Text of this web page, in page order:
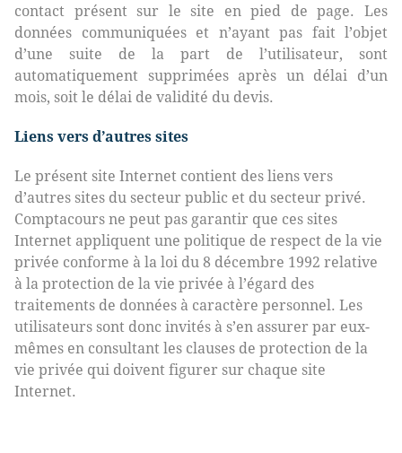
contact présent sur le site en pied de page. Les
données communiquées et n’ayant pas fait l’objet
d’une suite de la part de l’utilisateur, sont
automatiquement supprimées après un délai d’un
mois, soit le délai de validité du devis.
Liens vers d’autres sites
Le présent site Internet contient des liens vers
d’autres sites du secteur public et du secteur privé.
Comptacours ne peut pas garantir que ces sites
Internet appliquent une politique de respect de la vie
privée conforme à la loi du 8 décembre 1992 relative
à la protection de la vie privée à l’égard des
traitements de données à caractère personnel. Les
utilisateurs sont donc invités à s’en assurer par eux-
mêmes en consultant les clauses de protection de la
vie privée qui doivent figurer sur chaque site
Internet.